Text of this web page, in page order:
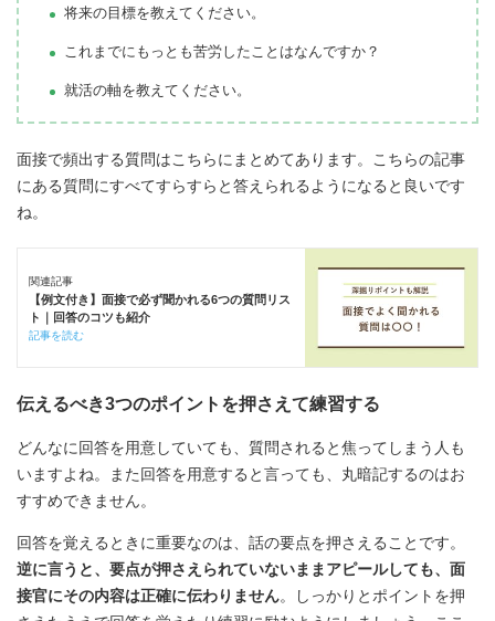
将来の目標を教えてください。
これまでにもっとも苦労したことはなんですか？
就活の軸を教えてください。
面接で頻出する質問はこちらにまとめてあります。こちらの記事
にある質問にすべてすらすらと答えられるようになると良いです
ね。
関連記事
【例文付き】面接で必ず聞かれる6つの質問リス
ト｜回答のコツも紹介
記事を読む
伝えるべき3つのポイントを押さえて練習する
どんなに回答を用意していても、質問されると焦ってしまう人も
いますよね。また回答を用意すると言っても、丸暗記するのはお
すすめできません。
回答を覚えるときに重要なのは、話の要点を押さえることです。
逆に言うと、要点が押さえられていないままアピールしても、面
接官にその内容は正確に伝わりません。しっかりとポイントを押